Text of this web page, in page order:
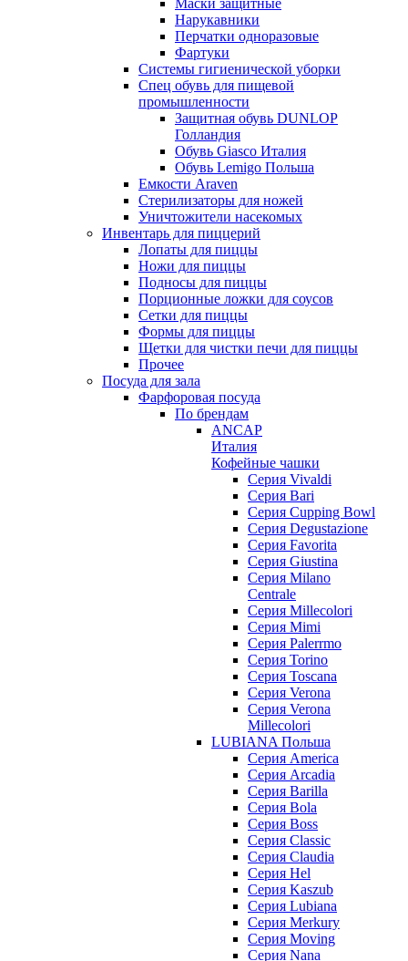
Нарукавники
Перчатки одноразовые
Фартуки
Системы гигиенической уборки
Спец обувь для пищевой
промышленности
Защитная обувь DUNLOP
Голландия
Обувь Giasco Италия
Обувь Lemigo Польша
Емкости Araven
Стерилизаторы для ножей
Уничтожители насекомых
Инвентарь для пиццерий
Лопаты для пиццы
Ножи для пиццы
Подносы для пиццы
Порционные ложки для соусов
Сетки для пиццы
Формы для пиццы
Щетки для чистки печи для пиццы
Прочее
Посуда для зала
Фарфоровая посуда
По брендам
ANCAP
Италия
Кофейные чашки
Cерия Vivaldi
Серия Bari
Серия Cupping Bowl
Серия Degustazione
Серия Favorita
Серия Giustina
Серия Milano
Centrale
Серия Millecolori
Серия Mimi
Серия Palerrmo
Серия Torino
Серия Toscana
Серия Verona
Серия Verona
Millecolori
LUBIANA Польша
Серия America
Серия Arcadia
Серия Barilla
Серия Bola
Серия Boss
Серия Classic
Серия Claudia
Серия Hel
Серия Kaszub
Серия Lubiana
Серия Merkury
Серия Moving
Серия Nana